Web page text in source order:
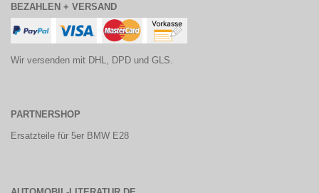
BEZAHLEN + VERSAND
Wir versenden mit DHL, DPD und GLS.
PARTNERSHOP
Ersatzteile für 5er BMW E28